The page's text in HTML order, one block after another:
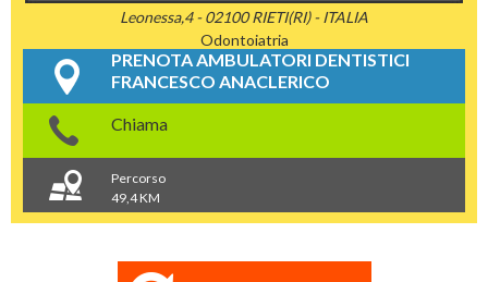
Leonessa,4 - 02100 RIETI(RI) - ITALIA
Odontoiatria
PRENOTA AMBULATORI DENTISTICI
FRANCESCO ANACLERICO
Chiama
Percorso
49,4 KM